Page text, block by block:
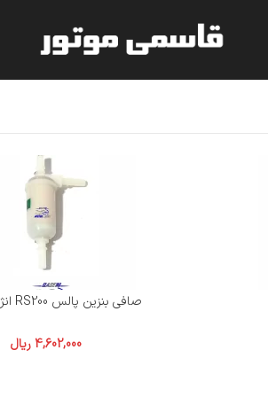
صافی بنزین پالس RS200 انژکتور اصلی
4,602,000 ریال